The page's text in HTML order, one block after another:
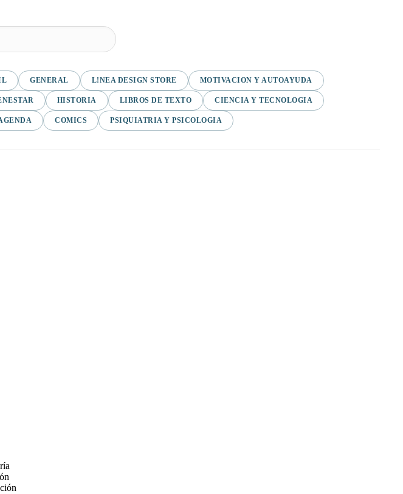
GENERAL L!NEA DESIGN STORE MOTIVACION Y AUTOAYUDA
HISTORIA LIBROS DE TEXTO CIENCIA Y TECNOLOGIA
COMICS PSIQUIATRIA Y PSICOLOGIA